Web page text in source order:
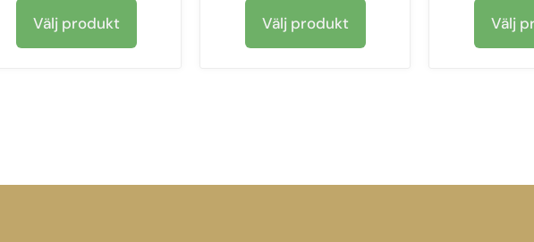
Välj produkt Välj produkt Välj